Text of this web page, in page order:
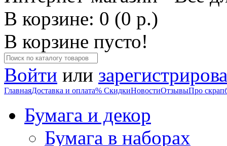
В корзине: 0 (0 р.)
В корзине пусто!
Войти или
ГлавнаяДоставка и оплата% СкидкиНовостиОтзывыПро
Бумага и декор
Бумага в наборах